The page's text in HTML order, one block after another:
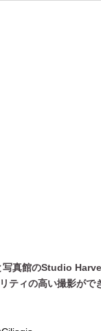
オンモール多摩平の森」
真館のStudio
ティの高い撮影がで